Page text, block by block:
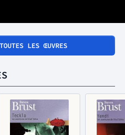
LES ŒUVRES